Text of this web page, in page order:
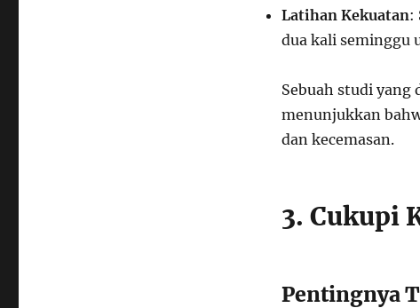
Latihan Kekuatan:
dua kali seminggu
Sebuah studi
menunjukkan
dan kecemasan.
3. Cukupi
Pentingnya